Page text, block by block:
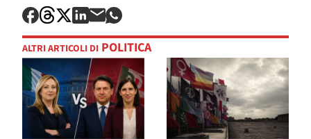
ALTRI ARTICOLI DI POLITICA